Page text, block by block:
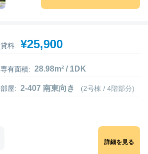
貸料: ¥25,900
専有面積: 28.98m² / 1DK
部屋: 2-407 南東向き (2号棟 / 4階部分)
詳細を見る